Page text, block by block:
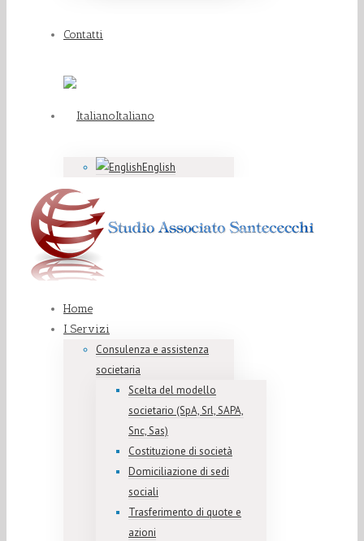
Contatti
Italiano
English
Home
I Servizi
Consulenza e assistenza
societaria
Scelta del modello
societario (SpA, Srl, SAPA,
Snc, Sas)
Costituzione di società
Domiciliazione di sedi
sociali
Trasferimento di quote e
azioni